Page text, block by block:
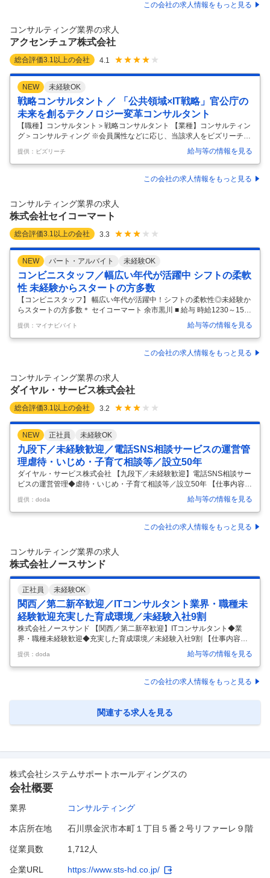
を、一貫して自社で行っています。グループ会社の食品工場を中心とし
保全担当としての業務全般を担当いただきます。 原則として、これまで
のご経験を活かせるグループ会社の工場での採用となり、担当する機
械、製造す…
この会社の求人情報をもっと見る
コンサルティング業界の求人
アクセンチュア株式会社
総合評価3.1 以上の会社 4.1
NEW 未経験OK
戦略コンサルタント ／ 「公共領域×IT戦略」官公庁の
未来を創るテクノロジー変革コンサルタント
【職種】コンサルタント＞戦略コンサルタント 【業種】コンサルティン
グ＞コンサルティング ※会員属性などに応じ、当該求人をビズリーチ上
で閲覧された際に内容が異なる場合があります 【仕事内容】 公共領域
（官公庁・自治体・教育・医療など）のクライアントに対し、 テクノロ
ジー戦略立案・IT構想策定・DX推進・システム刷新・クラウド活用な
ど、幅広いコンサルティングサービスを提供します。 【主な業務例】 ・
DX構想・実現支援 ・クラウド導入・クラウドマイグレーション計画策
定・実行支援 ・レガシーシステムのモダナイゼーション支援 ・大規模プ
…
提供：ビズリーチ 給与等の情報を見る
この会社の求人情報をもっと見る
コンサルティング業界の求人
株式会社セイコーマート
総合評価3.1 以上の会社 3.3
NEW パート・アルバイト 未経験OK
コンビニスタッフ／幅広い年代が活躍中 シフトの柔軟
性 未経験からスタートの方多数
【コンビニスタッフ】 幅広い年代が活躍中！シフトの柔軟性◎未経験か
らスタートの方多数＊ セイコーマート 余市黒川 ■ 給与 時給1230～1538
円＋交通費規定支給 ■ シフト 週2日以上 、1日4時間以上 ■ アクセス 函
館本線(函館－旭川)余市駅 ■ 時間帯 早朝、朝、夕方、夜、夜勤 ■ 勤務地
道央エリア余市郡 あなたの“働きたい気持ち”を応援！ 勤務曜日やシフト
の回数、お休み希望も 希望に応じて調整します♪安心のセコマで働こう
コマで決まり♪ 「家事と育児と両立できるシフトがいい」 「テスト期間
はしっかり休みたい」など、…
提供：マイナビバイト 給与等の情報を見る
この会社の求人情報をもっと見る
コンサルティング業界の求人
ダイヤル・サービス株式会社
総合評価3.1 以上の会社 3.2
NEW 正社員 未経験OK
九段下／未経験歓迎／電話SNS相談サービスの運営管
理虐待・いじめ・子育て相談等／設立50年
ダイヤル・サービス株式会社 【九段下／未経験歓迎】電話SNS相談サー
ビスの運営管理◆虐待・いじめ・子育て相談等／設立50年 【仕事内容】
【九段下／未経験歓迎】電話SNS相談サービスの運営管理◆虐待・いじ
め・子育て相談等／設立50年 【具体的な仕事内容】 【誰かの「SOS」
に寄り添う／社会貢献性◎設立50年「赤ちゃん110番」運営企業／自治
体や大手企業1万社以上／ニッチ市場で地位確立／女性活躍推進優良企
内容： いじめ・教育・虐待等の社会生活にまつわる相談サービス（電
話・SNS）の運営管理をお任せいたします。 相談員のサポート、
提供：doda 給与等の情報を見る
この会社の求人情報をもっと見る
コンサルティング業界の求人
株式会社ノースサンド
正社員 未経験OK
関西／第二新卒歓迎／ITコンサルタント業界・職種未
経験歓迎充実した育成環境／未経験入社9割
株式会社ノースサンド 【関西／第二新卒歓迎】ITコンサルタント◆業
界・職種未経験歓迎◆充実した育成環境／未経験入社9割 【仕事内容】
【関西／第二新卒歓迎】ITコンサルタント◆業界・職種未経験歓迎◆充
実した育成環境／未経験入社9割 【具体的な仕事内容】 ＼営業・企画な
どでのプロジェクトワーク経験をしかしてキャリアチェンジ／コンサル
のファーストキャリアをサポートする充実した研修あり ■第二新卒必見
的資本チーム、フォローアップチーム、キャリアパートナー制度など各
方面からコンサルタントをサポートする体制がございます。 ・キャリア
提供：doda 給与等の情報を見る
この会社の求人情報をもっと見る
関連する求人を見る
株式会社システムサポートホールディングスの
会社概要
業界 コンサルティング
本店所在地 石川県金沢市本町１丁目５番２号リファーレ９階
従業員数 1,712人
企業URL https://www.sts-hd.co.jp/